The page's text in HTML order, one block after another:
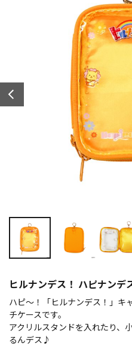
ヒルナンデス！ ハピナンデ
ハピ～！「ヒルナンデス！」キ
チケースです。
アクリルスタンドを入れたり、
るんデス♪